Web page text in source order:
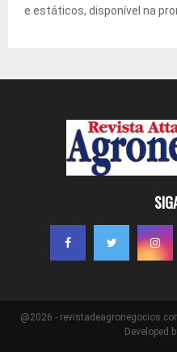
e estáticos, disponível na
@2026 -
Developed